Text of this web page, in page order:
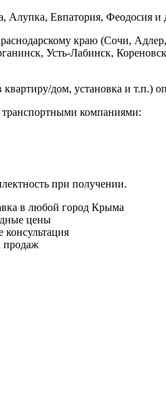
Евпатория, Феодосия и
краю (Сочи,
Усть-Лабинск,
дом, установка и т.п.)
компаниями:
при получении.
в любой город Крыма
цены
консультация